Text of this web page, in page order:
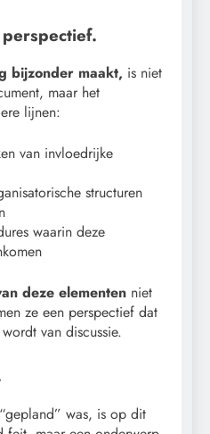
bijzonder maakt, is niet
maar het
lijnen:
van invloedrijke
structuren
waarin deze
deze elementen niet
ze een perspectief dat
van discussie.
was, is op dit